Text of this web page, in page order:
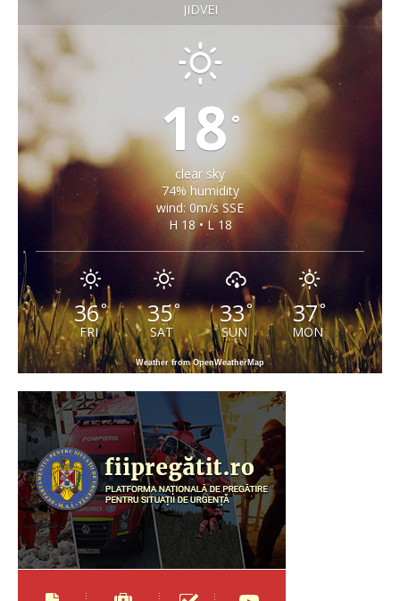
JIDVEI
18 °
clear sky
74% humidity
wind: 0m/s SSE
H 18 • L 18
36°
FRI
35°
SAT
33°
SUN
37°
MON
Weather from OpenWeatherMap